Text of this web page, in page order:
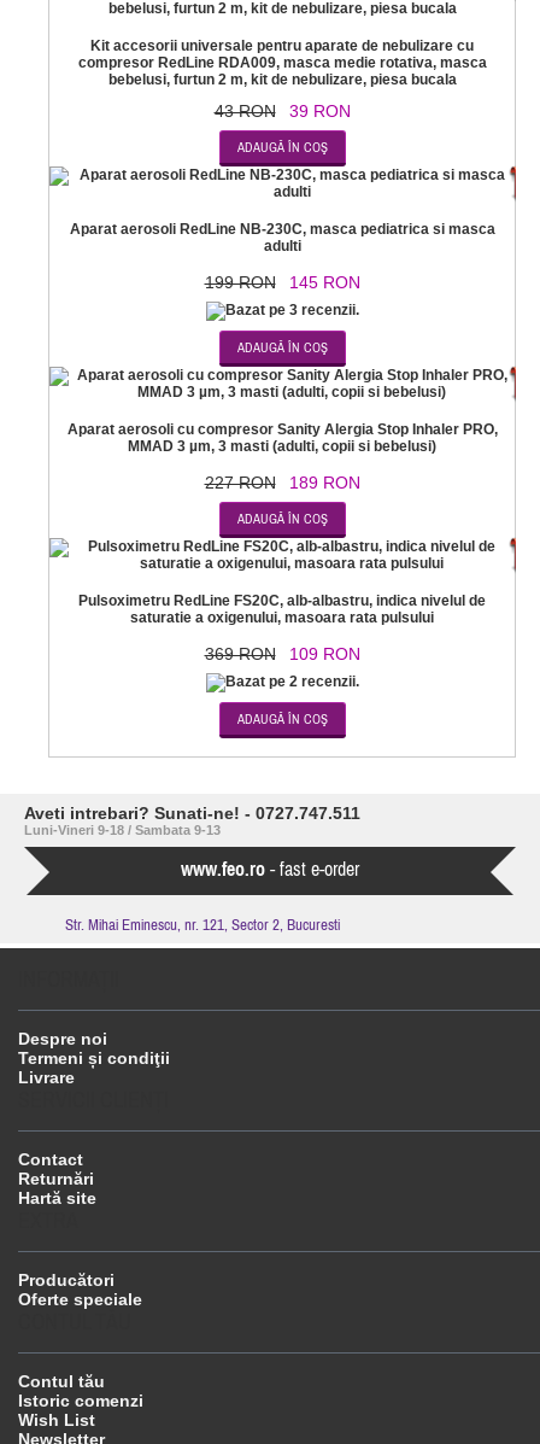
Kit accesorii universale pentru aparate de nebulizare cu
compresor RedLine RDA009, masca medie rotativa, masca
bebelusi, furtun 2 m, kit de nebulizare, piesa bucala
43 RON 39 RON
Aparat aerosoli RedLine NB-230C, masca pediatrica si masca
adulti
199 RON 145 RON
Aparat aerosoli cu compresor Sanity Alergia Stop Inhaler PRO,
MMAD 3 µm, 3 masti (adulti, copii si bebelusi)
227 RON 189 RON
Pulsoximetru RedLine FS20C, alb-albastru, indica nivelul de
saturatie a oxigenului, masoara rata pulsului
369 RON 109 RON
Aveti intrebari? Sunati-ne! - 0727.747.511
Luni-Vineri 9-18 / Sambata 9-13
www.feo.ro - fast e-order
Str. Mihai Eminescu, nr. 121, Sector 2, Bucuresti
Despre noi
Termeni și condiţii
Livrare
Contact
Returnări
Hartă site
Producători
Oferte speciale
Contul tău
Istoric comenzi
Wish List
Newsletter